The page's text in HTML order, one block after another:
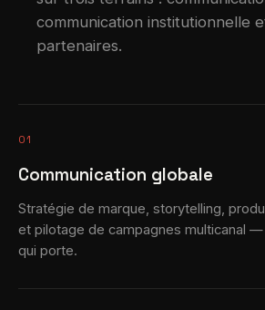
communication institutionnelle
partenaires.
01
Communication globale
Stratégie de marque, storytelling,
et pilotage de campagnes multicanal
qui porte.